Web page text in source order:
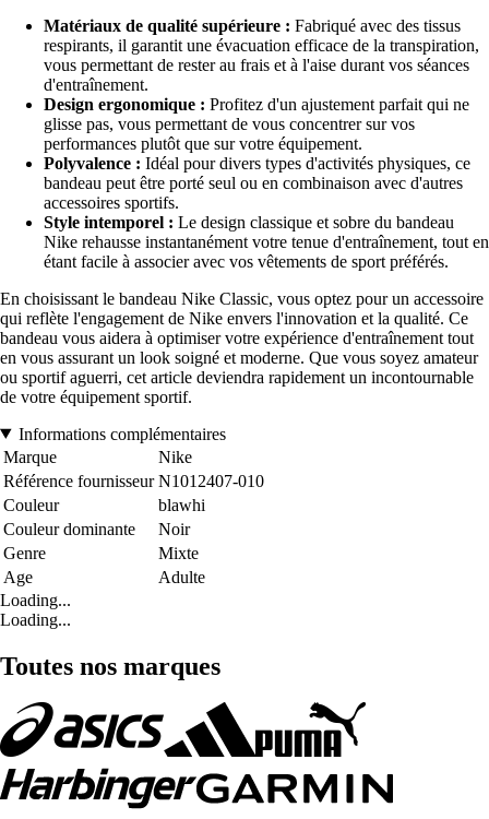
Matériaux de qualité supérieure : Fabriqué avec des tissus
respirants, il garantit une évacuation efficace de la transpiration,
vous permettant de rester au frais et à l'aise durant vos séances
d'entraînement.
Design ergonomique : Profitez d'un ajustement parfait qui ne
glisse pas, vous permettant de vous concentrer sur vos
performances plutôt que sur votre équipement.
Polyvalence : Idéal pour divers types d'activités physiques, ce
bandeau peut être porté seul ou en combinaison avec d'autres
accessoires sportifs.
Style intemporel : Le design classique et sobre du bandeau
Nike rehausse instantanément votre tenue d'entraînement, tout en
étant facile à associer avec vos vêtements de sport préférés.
En choisissant le bandeau Nike Classic, vous optez pour un accessoire
qui reflète l'engagement de Nike envers l'innovation et la qualité. Ce
bandeau vous aidera à optimiser votre expérience d'entraînement tout
en vous assurant un look soigné et moderne. Que vous soyez amateur
ou sportif aguerri, cet article deviendra rapidement un incontournable
de votre équipement sportif.
Informations complémentaires
Marque
Nike
Référence fournisseur N1012407-010
Couleur
blawhi
Couleur dominante
Noir
Genre
Mixte
Age
Adulte
Loading...
Loading...
Toutes nos marques